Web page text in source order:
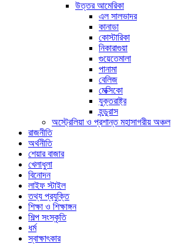
উত্তর আমেরিকা
এল সালভাদর
কানাডা
কোস্টারিকা
নিকারাগুয়া
গুয়েতেমালা
পানামা
বেলিজ
মেক্সিকো
যুক্তরাষ্ট্র
হন্ডুরাস
অস্ট্রেলিয়া ও প্রশান্ত মহাসাগরীয় অঞ্চল
রাজনীতি
অর্থনীতি
শেয়ার বাজার
খেলাধুলা
বিনোদন
লাইফ স্টাইল
তথ্য প্রযুক্তি
শিক্ষা ও শিক্ষাঙ্গন
শিল্প সংস্কৃতি
ধর্ম
স্বাক্ষাৎকার